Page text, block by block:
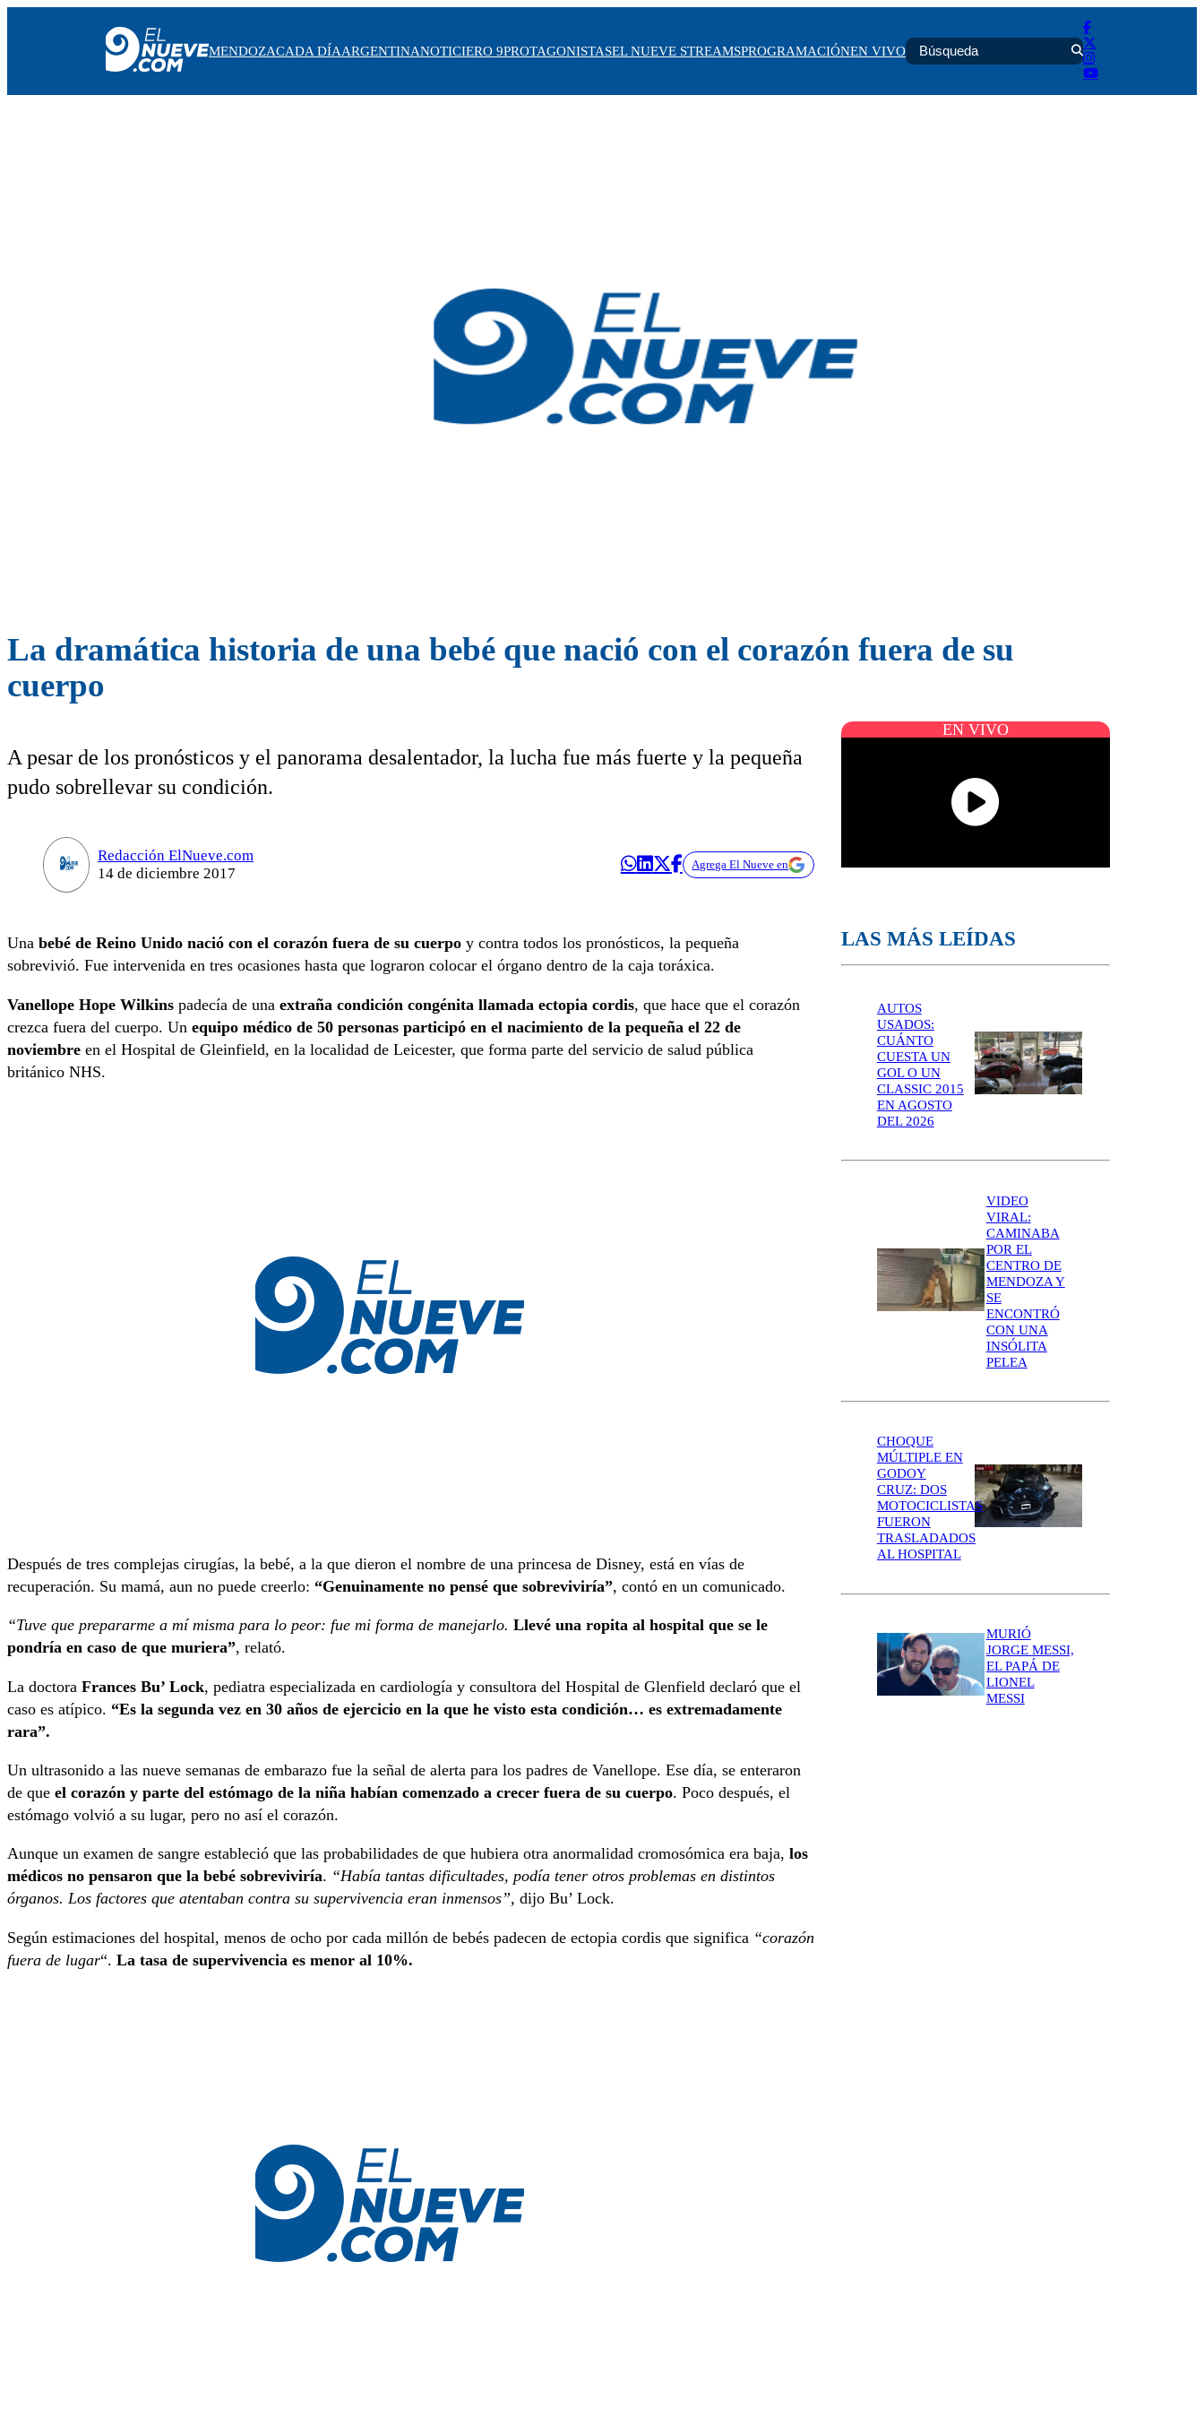
MENDOZACADA DÍAARGENTINANOTICIERO 9PROTAGONISTASEL NUEVE STREAMSPROGRAMACIÓNEN VIVO
La dramática historia de una bebé que nació con el corazón fuera de su
cuerpo
A pesar de los pronósticos y el panorama desalentador, la lucha fue más fuerte y la pequeña
pudo sobrellevar su condición.
Redacción ElNueve.com
14 de diciembre 2017
Agrega El Nueve en
Una bebé de Reino Unido nació con el corazón fuera de su cuerpo y contra todos los pronósticos, la pequeña
sobrevivió. Fue intervenida en tres ocasiones hasta que lograron colocar el órgano dentro de la caja toráxica.
Vanellope Hope Wilkins padecía de una extraña condición congénita llamada ectopia cordis, que hace que el corazón
crezca fuera del cuerpo. Un equipo médico de 50 personas participó en el nacimiento de la pequeña el 22 de
noviembre en el Hospital de Gleinfield, en la localidad de Leicester, que forma parte del servicio de salud pública
británico NHS.
Después de tres complejas cirugías, la bebé, a la que dieron el nombre de una princesa de Disney, está en vías de
recuperación. Su mamá, aun no puede creerlo: “Genuinamente no pensé que sobreviviría”, contó en un comunicado.
“Tuve que prepararme a mí misma para lo peor: fue mi forma de manejarlo. Llevé una ropita al hospital que se le
pondría en caso de que muriera”, relató.
La doctora Frances Bu’ Lock, pediatra especializada en cardiología y consultora del Hospital de Glenfield declaró que el
caso es atípico. “Es la segunda vez en 30 años de ejercicio en la que he visto esta condición… es extremadamente
rara”.
Un ultrasonido a las nueve semanas de embarazo fue la señal de alerta para los padres de Vanellope. Ese día, se enteraron
de que el corazón y parte del estómago de la niña habían comenzado a crecer fuera de su cuerpo. Poco después, el
estómago volvió a su lugar, pero no así el corazón.
Aunque un examen de sangre estableció que las probabilidades de que hubiera otra anormalidad cromosómica era baja, los
médicos no pensaron que la bebé sobreviviría. “Había tantas dificultades, podía tener otros problemas en distintos
órganos. Los factores que atentaban contra su supervivencia eran inmensos”, dijo Bu’ Lock.
Según estimaciones del hospital, menos de ocho por cada millón de bebés padecen de ectopia cordis que significa “corazón
fuera de lugar“. La tasa de supervivencia es menor al 10%.
EN VIVO
LAS MÁS LEÍDAS
AUTOS
USADOS:
CUÁNTO
CUESTA UN
GOL O UN
CLASSIC 2015
EN AGOSTO
DEL 2026
VIDEO
VIRAL:
CAMINABA
POR EL
CENTRO DE
MENDOZA Y
SE
ENCONTRÓ
CON UNA
INSÓLITA
PELEA
CHOQUE
MÚLTIPLE EN
GODOY
CRUZ: DOS
MOTOCICLISTAS
FUERON
TRASLADADOS
AL HOSPITAL
MURIÓ
JORGE MESSI,
EL PAPÁ DE
LIONEL
MESSI